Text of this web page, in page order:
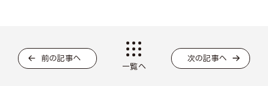
前の記事へ
一覧へ
次の記事へ